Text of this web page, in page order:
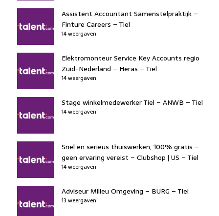
Assistent Accountant Samenstelpraktijk –
Finture Careers – Tiel
14 weergaven
Elektromonteur Service Key Accounts regio
Zuid-Nederland – Heras – Tiel
14 weergaven
Stage winkelmedewerker Tiel – ANWB – Tiel
14 weergaven
Snel en serieus thuiswerken, 100% gratis –
geen ervaring vereist – Clubshop | US – Tiel
14 weergaven
Adviseur Milieu Omgeving – BURG – Tiel
13 weergaven